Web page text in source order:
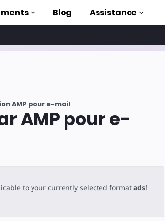
Blog Assistance
AMP pour e-mail
AMP pour e-
to your currently selected format ads!